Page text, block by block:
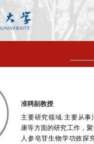
准聘副教授
主要研究领域:主要从事
康等方面的研究工作，
人参皂苷生物学功效探